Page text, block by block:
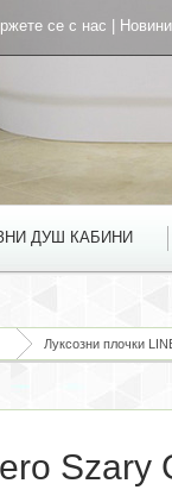
се с нас Новини
ДУШ КАБИНИ
Луксозни плочки
Szary